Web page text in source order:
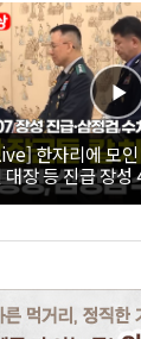
한자리에 모
대장 등 진급 장성
여｜26.08.07 장